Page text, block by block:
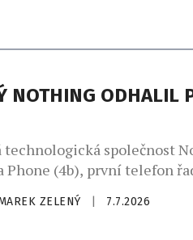
NOTHING ODHALIL
technologická společnost
Phone (4b), první telefon
vstupní branou do
Nothing. Phone (4b)
ZELENÝ 7.7.2026